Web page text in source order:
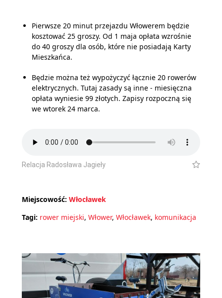
Pierwsze 20 minut przejazdu Włowerem będzie
kosztować 25 groszy. Od 1 maja opłata wzrośnie
do 40 groszy dla osób, które nie posiadają Karty
Mieszkańca.
Będzie można też wypożyczyć łącznie 20 rowerów
elektrycznych. Tutaj zasady są inne - miesięczna
opłata wyniesie 99 złotych. Zapisy rozpoczną się
we wtorek 24 marca.
Relacja Radosława Jagieły
Miejscowość: Włocławek
Tagi: rower miejski, Włower, Włocławek, komunikacja